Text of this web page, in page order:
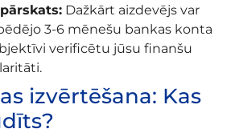
Dažkārt aizdevējs var
3-6 mēnešu bankas konta
verificētu jūsu finanšu
izvērtēšana: Kas